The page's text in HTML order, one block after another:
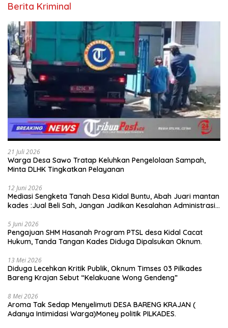
Berita Kriminal
21 Juli 2026
Warga Desa Sawo Tratap Keluhkan Pengelolaan Sampah,
Minta DLHK Tingkatkan Pelayanan
12 Juni 2026
Mediasi Sengketa Tanah Desa Kidal Buntu, Abah Juari mantan
kades :Jual Beli Sah, Jangan Jadikan Kesalahan Administrasi
5 Juni 2026
Pengajuan SHM Hasanah Program PTSL desa Kidal Cacat
Hukum, Tanda Tangan Kades Diduga Dipalsukan Oknum.
13 Mei 2026
Diduga Lecehkan Kritik Publik, Oknum Timses 03 Pilkades
Bareng Krajan Sebut “Kelakuane Wong Gendeng”
8 Mei 2026
Aroma Tak Sedap Menyelimuti DESA BARENG KRAJAN (
Adanya Intimidasi Warga)Money politik PILKADES.